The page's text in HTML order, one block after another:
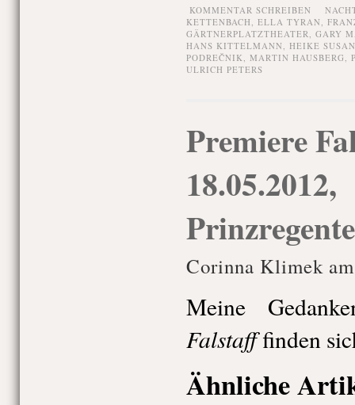
KOMMENTAR SCHREIBEN
KETTENBACH, ELLA TYRAN,
GÄRTNERPLATZTHEATER, GARY
HANS KITTELMANN, HEIKE
PODREČNIK, MARTIN HAUSBERG,
ULRICH PETERS
Premiere
18.05.2012,
Corinna Klimek
Meine
Falstafffinden
Ähnliche